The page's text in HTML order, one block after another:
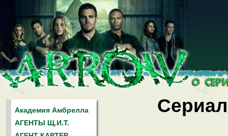
Академия Амбрелла
АГЕНТЫ Щ.И.Т.